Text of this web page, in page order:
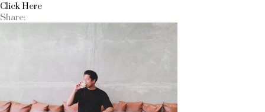
Click Here
Share: